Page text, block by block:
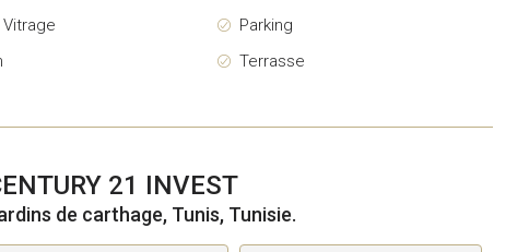
Parking
Terrasse
21 INVEST
de carthage, Tunis, Tunisie.